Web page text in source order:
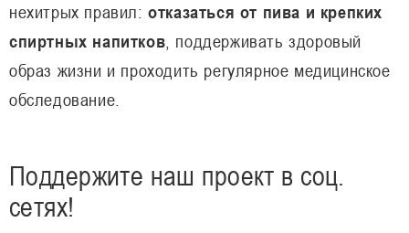
нехитрых правил:отказаться от пива и крепких
спиртных напитков , поддерживать здоровый
образ жизни и проходить регулярное медицинское
обследование.
Поддержите наш проект в соц.
сетях!